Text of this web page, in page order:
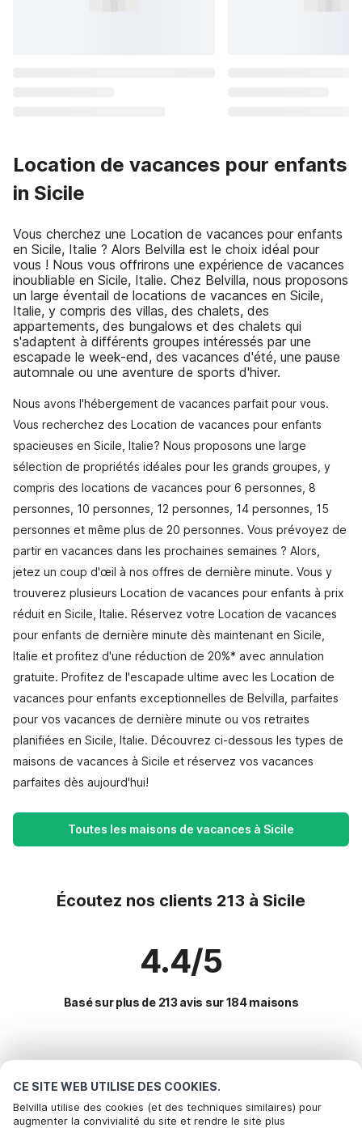
CE SITE WEB UTILISE DES COOKIES.
Belvilla utilise des cookies (et des techniques similaires) pour
augmenter la convivialité du site et rendre le site plus
Location de vacances pour enfants
in Sicile
Vous cherchez une Location de vacances pour enfants
en Sicile, Italie ? Alors Belvilla est le choix idéal pour
vous ! Nous vous offrirons une expérience de vacances
inoubliable en Sicile, Italie. Chez Belvilla, nous proposons
un large éventail de locations de vacances en Sicile,
Italie, y compris des villas, des chalets, des
appartements, des bungalows et des chalets qui
s'adaptent à différents groupes intéressés par une
escapade le week-end, des vacances d'été, une pause
automnale ou une aventure de sports d'hiver.
Nous avons l'hébergement de vacances parfait pour vous.
Vous recherchez des Location de vacances pour enfants
spacieuses en Sicile, Italie? Nous proposons une large
sélection de propriétés idéales pour les grands groupes, y
compris des locations de vacances pour 6 personnes, 8
personnes, 10 personnes, 12 personnes, 14 personnes, 15
personnes et même plus de 20 personnes. Vous prévoyez de
partir en vacances dans les prochaines semaines ? Alors,
jetez un coup d'œil à nos offres de dernière minute. Vous y
trouverez plusieurs Location de vacances pour enfants à prix
réduit en Sicile, Italie. Réservez votre Location de vacances
pour enfants de dernière minute dès maintenant en Sicile,
Italie et profitez d'une réduction de 20%* avec annulation
gratuite. Profitez de l'escapade ultime avec les Location de
vacances pour enfants exceptionnelles de Belvilla, parfaites
pour vos vacances de dernière minute ou vos retraites
planifiées en Sicile, Italie. Découvrez ci-dessous les types de
maisons de vacances à Sicile et réservez vos vacances
parfaites dès aujourd'hui!
Toutes les maisons de vacances à Sicile
Écoutez nos clients 213 à Sicile
4.4/5
Basé sur plus de 213 avis sur 184 maisons
vacances
Commodités populaires pour les vacances en Sicile